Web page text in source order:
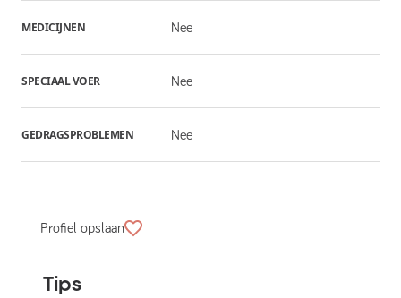
MEDICIJNEN Nee
SPECIAAL VOER Nee
GEDRAGSPROBLEMEN Nee
Profiel opslaan
Tips